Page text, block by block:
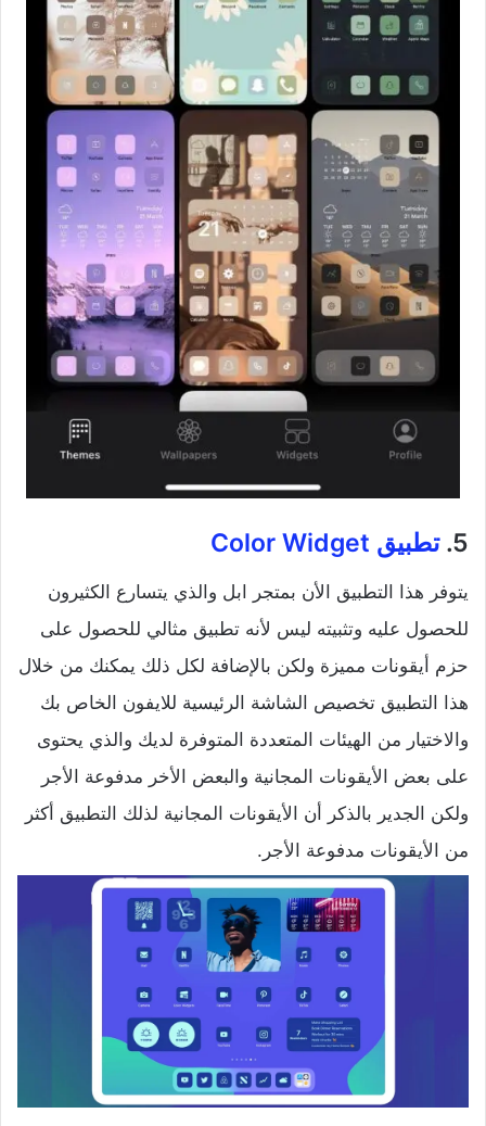
5. تطبيق Color Widget
يتوفر هذا التطبيق الأن بمتجر ابل والذي يتسارع الكثيرون
للحصول عليه وتثبيته ليس لأنه تطبيق مثالي للحصول على
حزم أيقونات مميزة ولكن بالإضافة لكل ذلك يمكنك من خلال
هذا التطبيق تخصيص الشاشة الرئيسية للايفون الخاص بك
والاختيار من الهيئات المتعددة المتوفرة لديك والذي يحتوى
على بعض الأيقونات المجانية والبعض الأخر مدفوعة الأجر
ولكن الجدير بالذكر أن الأيقونات المجانية لذلك التطبيق أكثر
من الأيقونات مدفوعة الأجر.